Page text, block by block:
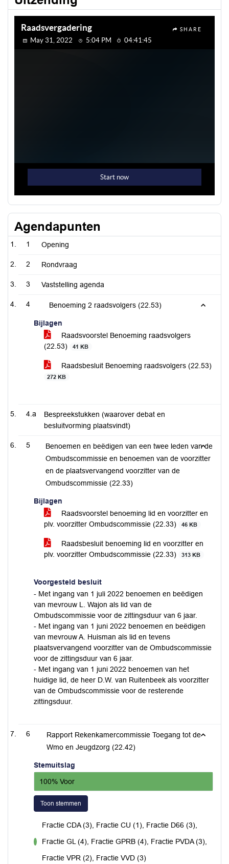
Agendapunten
1 Opening
2 Rondvraag
3 Vaststelling agenda
4 Benoeming 2 raadsvolgers (22.53)
Bijlagen
Raadsvoorstel Benoeming raadsvolgers
(22.53)
41 KB
Raadsbesluit Benoeming raadsvolgers (22.53)
272 KB
4.a
Bespreekstukken (waarover debat en
besluitvorming plaatsvindt)
5
Benoemen en beëdigen van een twee leden van de
Ombudscommissie en benoemen van de voorzitter
en de plaatsvervangend voorzitter van de
Ombudscommissie (22.33)
Bijlagen
Raadsvoorstel benoeming lid en voorzitter en
plv. voorzitter Ombudscommissie (22.33)
46 KB
Raadsbesluit benoeming lid en voorzitter en
plv. voorzitter Ombudscommissie (22.33)
313 KB
Voorgesteld besluit
- Met ingang van 1 juli 2022 benoemen en beëdigen
van mevrouw L. Wajon als lid van de
Ombudscommissie voor de zittingsduur van 6 jaar.
- Met ingang van 1 juni 2022 benoemen en beëdigen
van mevrouw A. Huisman als lid en tevens
plaatsvervangend voorzitter van de Ombudscommissie
voor de zittingsduur van 6 jaar.
- Met ingang van 1 juni 2022 benoemen van het
huidige lid, de heer D.W. van Ruitenbeek als voorzitter
van de Ombudscommissie voor de resterende
zittingsduur.
6
Rapport Rekenkamercommissie Toegang tot de
Wmo en Jeugdzorg (22.42)
Stemuitslag
100% Voor
Toon stemmen
Fractie CDA (3), Fractie CU (1), Fractie D66 (3),
Fractie GL (4), Fractie GPRB (4), Fractie PVDA (3),
Fractie VPR (2), Fractie VVD (3)